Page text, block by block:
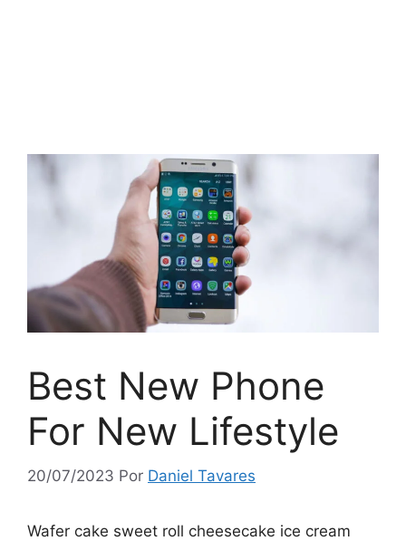
Best New Phone
For New Lifestyle
20/07/2023 Por Daniel Tavares
Wafer cake sweet roll cheesecake ice cream